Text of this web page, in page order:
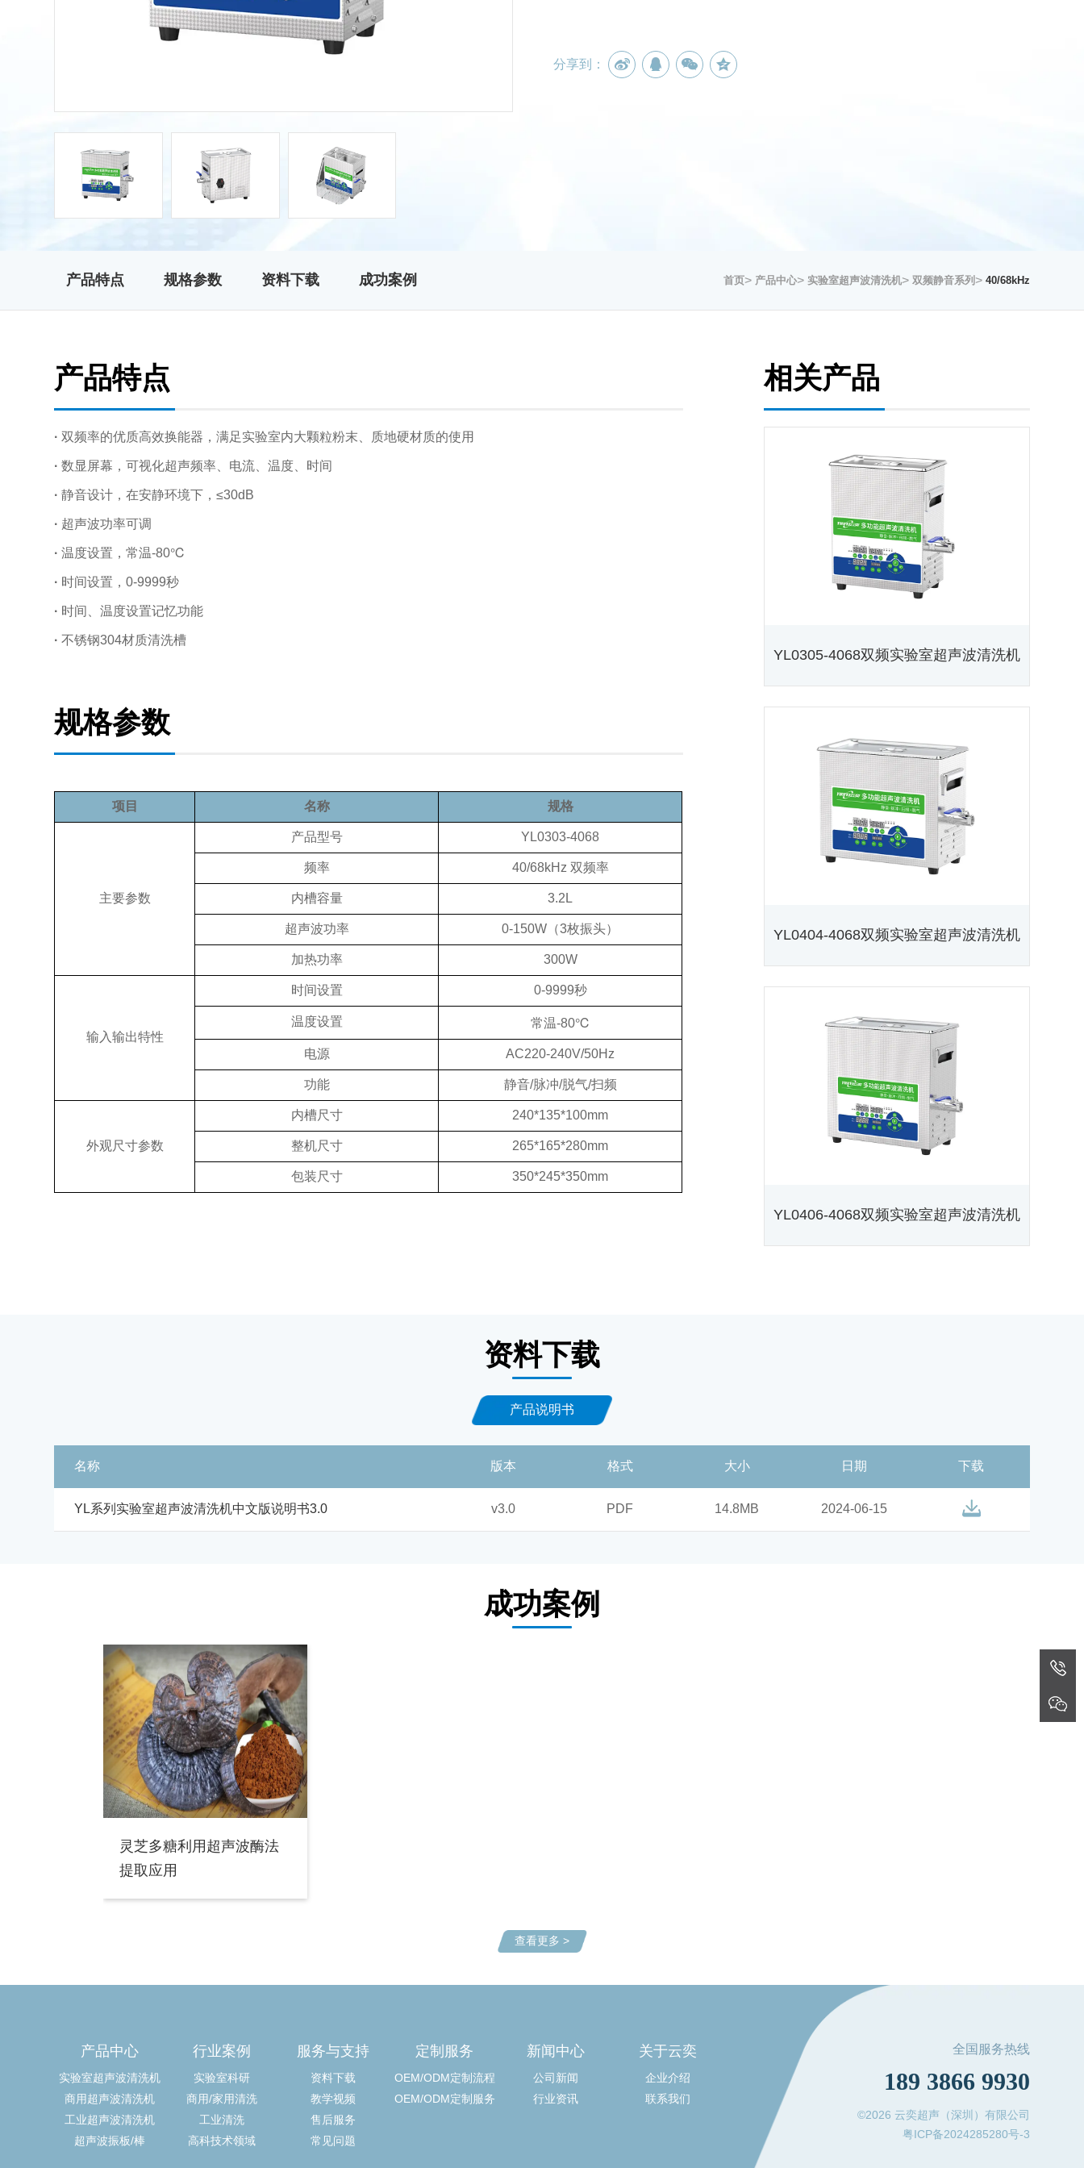
分享到：
产品特点 规格参数 资料下载 成功案例 首页> 产品中心> 实验室超声波清洗机> 双频静音系列 > 40/68kHz
产品特点
· 双频率的优质高效换能器，满足实验室内大颗粒粉末、质地硬材质的使用
· 数显屏幕，可视化超声频率、电流、温度、时间
· 静音设计，在安静环境下，≤30dB
· 超声波功率可调
· 温度设置，常温-80℃
· 时间设置，0-9999秒
· 时间、温度设置记忆功能
· 不锈钢304材质清洗槽
规格参数
项目 名称 规格
主要参数
产品型号 YL0303-4068
频率 40/68kHz 双频率
内槽容量 3.2L
超声波功率 0-150W（3枚振头）
加热功率 300W
输入输出特性
时间设置 0-9999秒
温度设置 常温-80℃
电源 AC220-240V/50Hz
功能 静音/脉冲/脱气/扫频
外观尺寸参数
内槽尺寸 240*135*100mm
整机尺寸 265*165*280mm
包装尺寸 350*245*350mm
相关产品
YL0305-4068双频实验室超声波清洗机
YL0404-4068双频实验室超声波清洗机
YL0406-4068双频实验室超声波清洗机
资料下载
产品说明书
名称 版本 格式 大小 日期 下载
YL系列实验室超声波清洗机中文版说明书3.0 v3.0 PDF 14.8MB 2024-06-15
成功案例
灵芝多糖利用超声波酶法
提取应用
查看更多 >
产品中心
实验室超声波清洗机
商用超声波清洗机
工业超声波清洗机
超声波振板/棒
行业案例
实验室科研
商用/家用清洗
工业清洗
高科技术领域
服务与支持
资料下载
教学视频
售后服务
常见问题
定制服务
OEM/ODM定制流程
OEM/ODM定制服务
新闻中心
公司新闻
行业资讯
关于云奕
企业介绍
联系我们
全国服务热线
189 3866 9930
©2026 云奕超声（深圳）有限公司
粤ICP备2024285280号-3